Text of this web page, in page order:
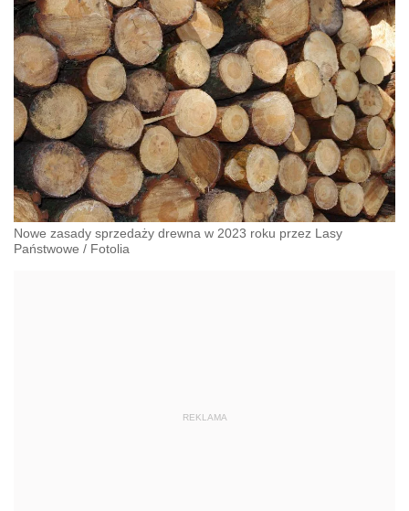
Nowe zasady sprzedaży drewna w 2023 roku przez Lasy
Państwowe / Fotolia